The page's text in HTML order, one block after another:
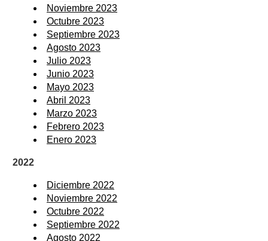
Noviembre 2023
Octubre 2023
Septiembre 2023
Agosto 2023
Julio 2023
Junio 2023
Mayo 2023
Abril 2023
Marzo 2023
Febrero 2023
Enero 2023
2022
Diciembre 2022
Noviembre 2022
Octubre 2022
Septiembre 2022
Agosto 2022